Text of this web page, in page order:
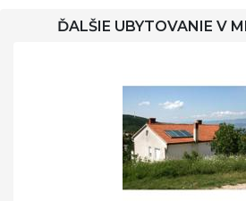
ĎALŠIE UBYTOVANIE V